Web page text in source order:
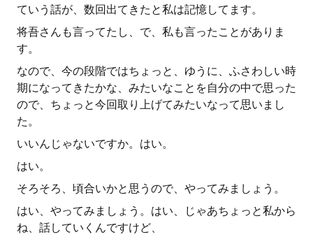
ていう話が、数回出てきたと私は記憶してます。
将吾さんも言ってたし、で、私も言ったことがありま
す。
なので、今の段階ではちょっと、ゆうに、ふさわしい時
期になってきたかな、みたいなことを自分の中で思った
ので、ちょっと今回取り上げてみたいなって思いまし
た。
いいんじゃないですか。はい。
はい。
そろそろ、頃合いかと思うので、やってみましょう。
はい、やってみましょう。はい、じゃあちょっと私から
ね、話していくんですけど、